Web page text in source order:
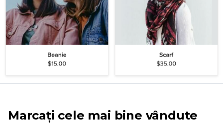
Marcați cele mai bine vândute